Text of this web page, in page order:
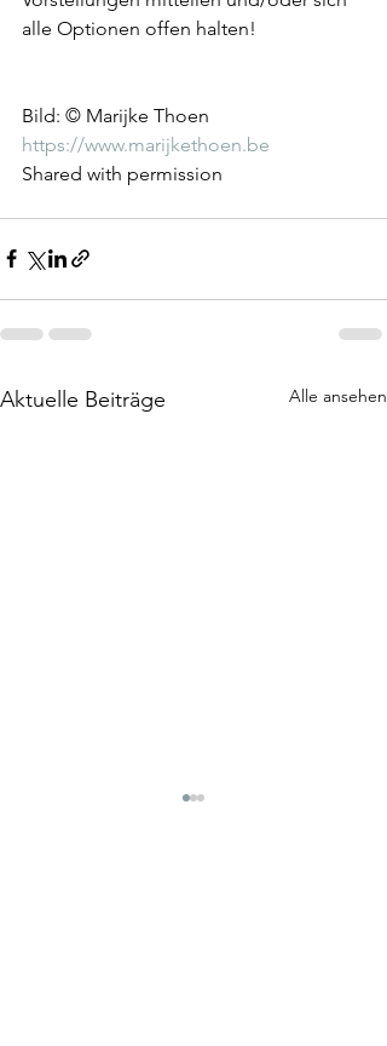
alle Optionen offen halten!
Bild: © Marijke Thoen
https://www.marijkethoen.be
Shared with permission
Aktuelle Beiträge Alle ansehen